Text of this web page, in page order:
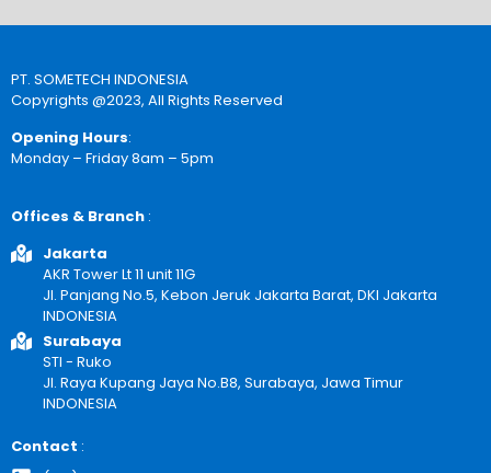
PT. SOMETECH INDONESIA
Copyrights @2023, All Rights Reserved
Opening Hours:
Monday – Friday 8am – 5pm
Offices & Branch :
Jakarta
AKR Tower Lt 11 unit 11G
Jl. Panjang No.5, Kebon Jeruk Jakarta Barat, DKI Jakarta
INDONESIA
Surabaya
STI - Ruko
Jl. Raya Kupang Jaya No.B8, Surabaya, Jawa Timur
INDONESIA
Contact :